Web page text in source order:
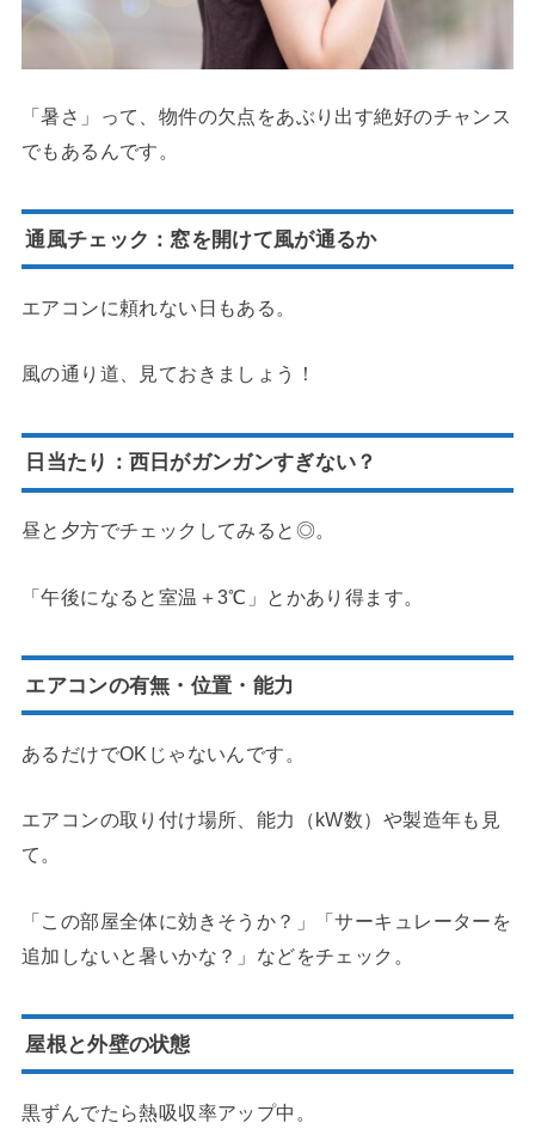
「暑さ」って、物件の欠点をあぶり出す絶好のチャンス
でもあるんです。
通風チェック：窓を開けて風が通るか
エアコンに頼れない日もある。
風の通り道、見ておきましょう！
日当たり：西日がガンガンすぎない？
昼と夕方でチェックしてみると◎。
「午後になると室温＋3℃」とかあり得ます。
エアコンの有無・位置・能力
あるだけでOKじゃないんです。
エアコンの取り付け場所、能力（kW数）や製造年も見
て。
「この部屋全体に効きそうか？」「サーキュレーターを
追加しないと暑いかな？」などをチェック。
屋根と外壁の状態
黒ずんでたら熱吸収率アップ中。